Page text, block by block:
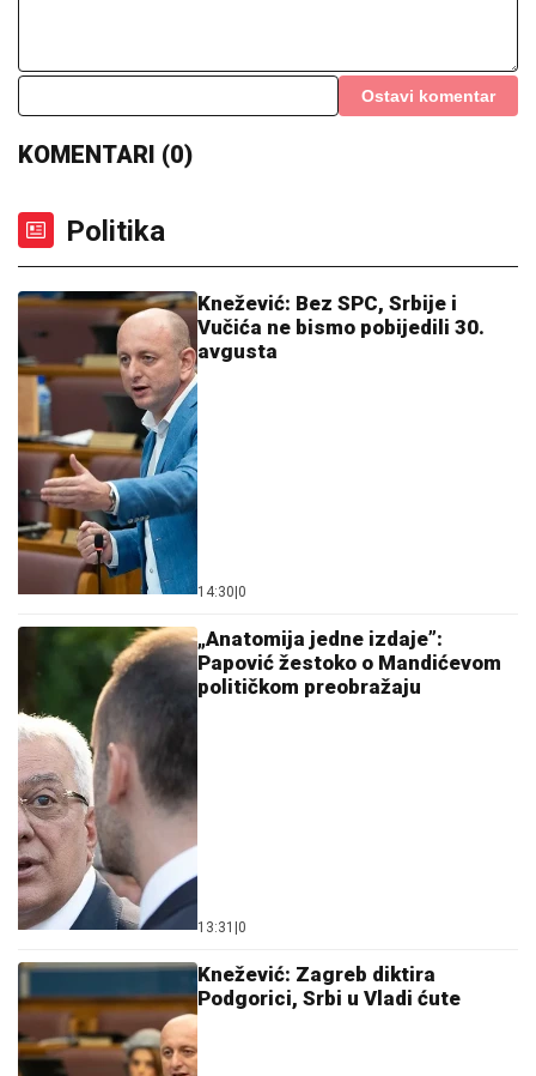
Ostavi komentar
KOMENTARI (0)
Politika
Knežević: Bez SPC, Srbije i
Vučića ne bismo pobijedili 30.
avgusta
14:30|0
„Anatomija jedne izdaje”:
Papović žestoko o Mandićevom
političkom preobražaju
13:31 |0
Knežević: Zagreb diktira
Podgorici, Srbi u Vladi ćute